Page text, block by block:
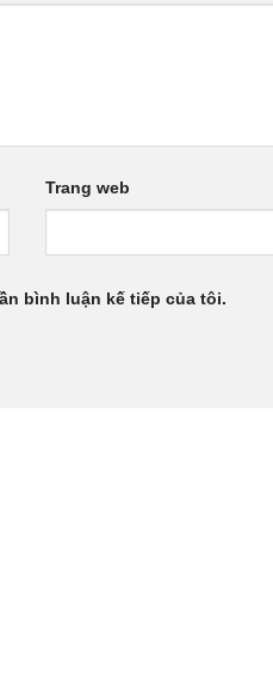
Trang web
bình luận kế tiếp của tôi.